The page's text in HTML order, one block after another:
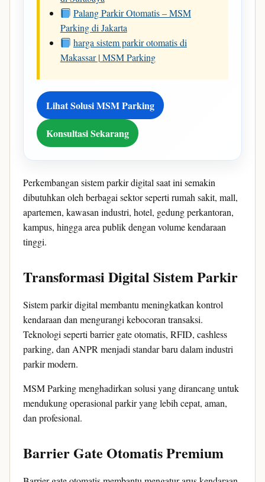
Palang Parkir Otomatis – MSM
Parking di Jakarta
harga sistem parkir otomatis di
Makassar | MSM Parking
Lihat Solusi MSM Parking
Konsultasi Sekarang
Perkembangan sistem parkir digital saat ini semakin
dibutuhkan oleh berbagai sektor seperti rumah sakit, mall,
apartemen, kawasan industri, hotel, gedung perkantoran,
kampus, hingga area publik dengan volume kendaraan
tinggi.
Transformasi Digital Sistem Parkir
Sistem parkir digital membantu meningkatkan kontrol
kendaraan dan mengurangi kebocoran transaksi.
Teknologi seperti barrier gate otomatis, RFID, cashless
parking, dan ANPR menjadi standar baru dalam industri
parkir modern.
MSM Parking menghadirkan solusi yang dirancang untuk
mendukung operasional parkir yang lebih cepat, aman,
dan profesional.
Barrier Gate Otomatis Premium